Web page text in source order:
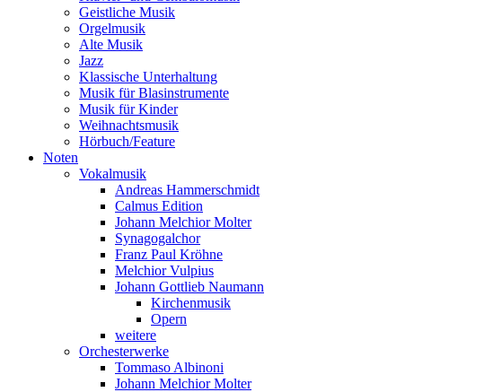
Geistliche Musik
Orgelmusik
Alte Musik
Jazz
Klassische Unterhaltung
Musik für Blasinstrumente
Musik für Kinder
Weihnachtsmusik
Hörbuch/Feature
Noten
Vokalmusik
Andreas Hammerschmidt
Calmus Edition
Johann Melchior Molter
Synagogalchor
Franz Paul Kröhne
Melchior Vulpius
Johann Gottlieb Naumann
Kirchenmusik
Opern
weitere
Orchesterwerke
Tommaso Albinoni
Johann Melchior Molter